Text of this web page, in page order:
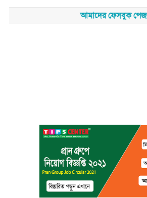
আমাদের ফেসবুক পেজ